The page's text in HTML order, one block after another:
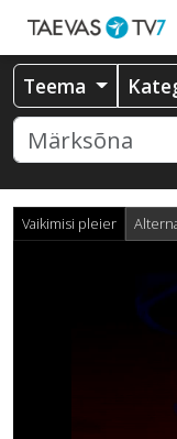
Teema
Vaikimisi pleier